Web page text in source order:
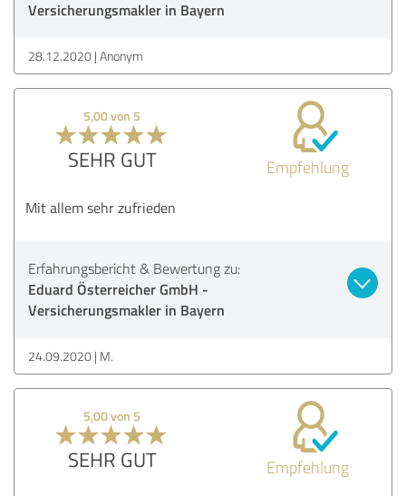
Versicherungsmakler in Bayern
28.12.2020 Anonym
5,00 von 5
SEHR GUT Empfehlung
Mit allem sehr zufrieden
Erfahrungsbericht & Bewertung zu:
Eduard Österreicher GmbH -
Versicherungsmakler in Bayern
24.09.2020 M.
5,00 von 5
SEHR GUT Empfehlung